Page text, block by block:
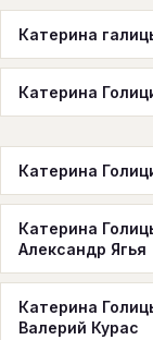
Катерина
Катерина
Катерина
Катерина
Александр Ягья
Катерина
Валерий Курас